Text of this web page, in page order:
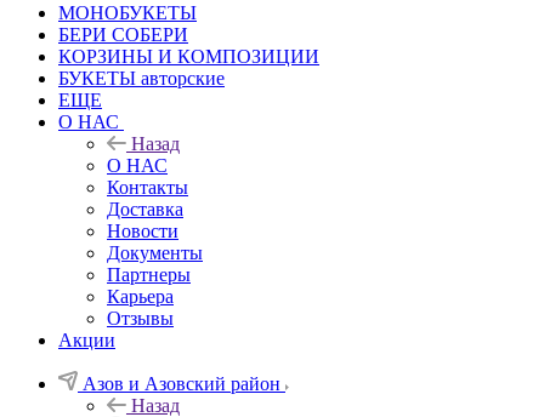
МОНОБУКЕТЫ
БЕРИ СОБЕРИ
КОРЗИНЫ И КОМПОЗИЦИИ
БУКЕТЫ авторские
ЕЩЕ
О НАС
Назад
О НАС
Контакты
Доставка
Новости
Документы
Партнеры
Карьера
Отзывы
Акции
Азов и Азовский район
Назад